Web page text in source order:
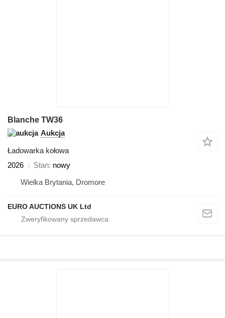
Blanche TW36
Aukcja
Ładowarka kołowa
2026
Stan nowy
Wielka Brytania, Dromore
EURO AUCTIONS UK Ltd